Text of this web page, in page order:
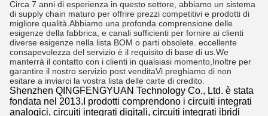
Circa 7 anni di esperienza in questo settore, abbiamo un sistema
di supply chain maturo per offrire prezzi competitivi e prodotti di
migliore qualità.Abbiamo una profonda comprensione delle
esigenze della fabbrica, e canali sufficienti per fornire ai clienti
diverse esigenze nella lista BOM o parti obsolete. eccellente
consapevolezza del servizio è il requisito di base di us.We
manterrà il contatto con i clienti in qualsiasi momento,Inoltre per
garantire il nostro servizio post venditaVi preghiamo di non
esitare a inviarci la vostra lista delle carte di credito.
Shenzhen QINGFENGYUAN Technology Co., Ltd. è stata
fondata nel 2013.I prodotti comprendono i circuiti integrati
analogici, circuiti integrati digitali, circuiti integrati ibridi